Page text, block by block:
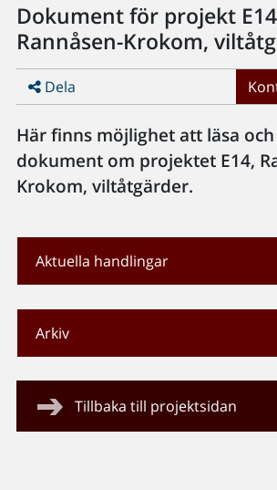
Dokument för projekt
Rannåsen-Krokom,
Dela
Här finns möjlighet att läsa
dokument om projektet E14,
Krokom, viltåtgärder.
Aktuella handlingar
Arkiv
Tillbaka till projektsidan